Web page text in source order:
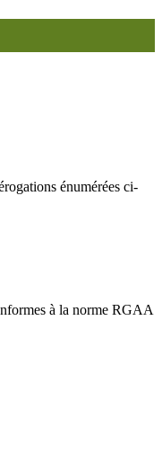
énumérées ci-
à la norme RGAA